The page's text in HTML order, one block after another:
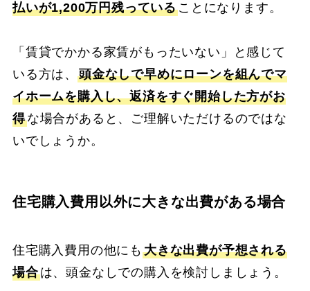
払いが1,200万円残っていることになります。
「賃貸でかかる家賃がもったいない」と感じて
いる方は、 頭金なしで早めにローンを組んでマ
イホームを購入し、返済をすぐ開始した方がお
得な場合があると、ご理解いただけるのではな
いでしょうか。
住宅購入費用以外に大きな出費がある場合
住宅購入費用の他にも 大きな出費が予想される
場合は、頭金なしでの購入を検討しましょう。